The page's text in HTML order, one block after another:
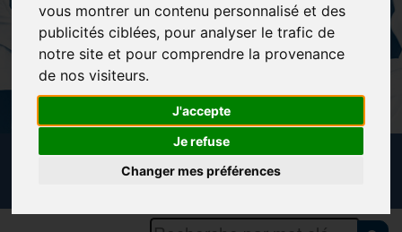
vous montrer un contenu personnalisé et des
publicités ciblées, pour analyser le trafic de
notre site et pour comprendre la provenance
de nos visiteurs.
J'accepte
Je refuse
Changer mes préférences
CALENDRIER DES FORMATIONS